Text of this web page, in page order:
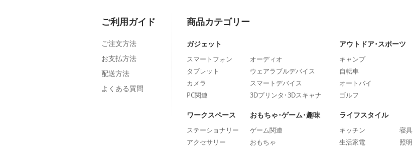
ご利用ガイド
ご注文方法
お支払方法
配送方法
よくある質問
商品カテゴリー
ガジェット
スマートフォン
タブレット
カメラ
PC関連
オーディオ
ウェアラブルデバイス
スマートデバイス
3Dプリンタ･3Dスキャナ
アウトドア･スポーツ
キャンプ
自転車
オートバイ
ゴルフ
ワークスペース
ステーショナリー
アクセサリー
おもちゃ･ゲーム･趣味
ゲーム関連
おもちゃ
ライフスタイル
キッチン
生活家電
寝具
照明